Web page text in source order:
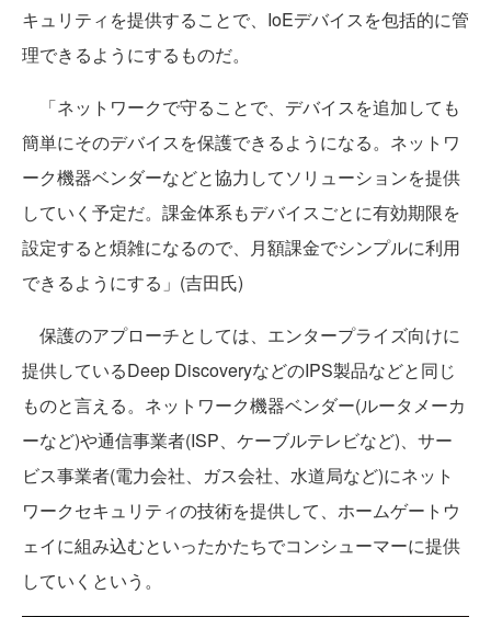
キュリティを提供することで、IoEデバイスを包括的に管
理できるようにするものだ。
「ネットワークで守ることで、デバイスを追加しても
簡単にそのデバイスを保護できるようになる。ネットワ
ーク機器ベンダーなどと協力してソリューションを提供
していく予定だ。課金体系もデバイスごとに有効期限を
設定すると煩雑になるので、月額課金でシンプルに利用
できるようにする」(吉田氏)
保護のアプローチとしては、エンタープライズ向けに
提供しているDeep DiscoveryなどのIPS製品などと同じ
ものと言える。ネットワーク機器ベンダー(ルータメーカ
ーなど)や通信事業者(ISP、ケーブルテレビなど)、サー
ビス事業者(電力会社、ガス会社、水道局など)にネット
ワークセキュリティの技術を提供して、ホームゲートウ
ェイに組み込むといったかたちでコンシューマーに提供
していくという。